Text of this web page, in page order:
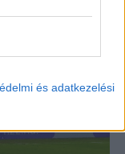
és adatkezelési